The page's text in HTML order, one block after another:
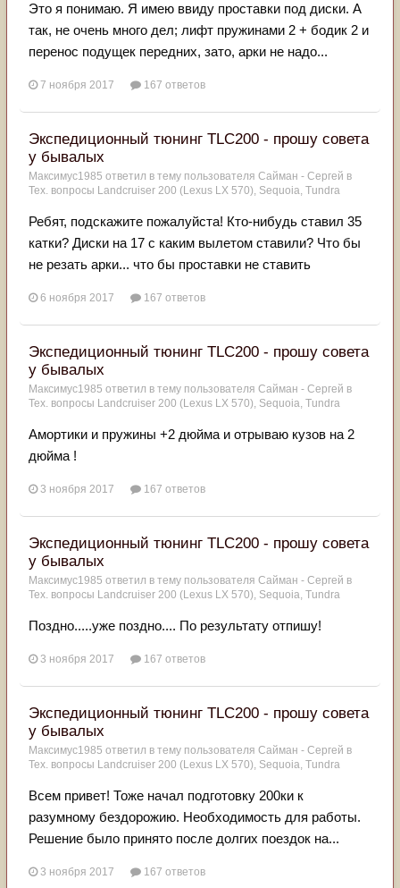
Это я понимаю. Я имею ввиду проставки под диски. А
так, не очень много дел; лифт пружинами 2 + бодик 2 и
перенос подущек передних, зато, арки не надо...
7 ноября 2017 167 ответов
Экспедиционный тюнинг TLC200 - прошу совета
у бывалых
Максимус1985 ответил в тему пользователя Сайман - Сергей в
Тех. вопросы Landcruiser 200 (Lexus LX 570), Sequoia, Tundra
Ребят, подскажите пожалуйста! Кто-нибудь ставил 35
катки? Диски на 17 с каким вылетом ставили? Что бы
не резать арки... что бы проставки не ставить
6 ноября 2017 167 ответов
Экспедиционный тюнинг TLC200 - прошу совета
у бывалых
Максимус1985 ответил в тему пользователя Сайман - Сергей в
Тех. вопросы Landcruiser 200 (Lexus LX 570), Sequoia, Tundra
Амортики и пружины +2 дюйма и отрываю кузов на 2
дюйма !
3 ноября 2017 167 ответов
Экспедиционный тюнинг TLC200 - прошу совета
у бывалых
Максимус1985 ответил в тему пользователя Сайман - Сергей в
Тех. вопросы Landcruiser 200 (Lexus LX 570), Sequoia, Tundra
Поздно.....уже поздно.... По результату отпишу!
3 ноября 2017 167 ответов
Экспедиционный тюнинг TLC200 - прошу совета
у бывалых
Максимус1985 ответил в тему пользователя Сайман - Сергей в
Тех. вопросы Landcruiser 200 (Lexus LX 570), Sequoia, Tundra
Всем привет! Тоже начал подготовку 200ки к
разумному бездорожию. Необходимость для работы.
Решение было принято после долгих поездок на...
3 ноября 2017 167 ответов